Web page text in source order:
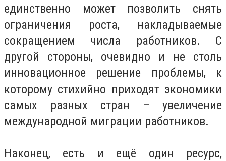
единственно может позволить снять
ограничения роста, накладываемые
сокращением числа работников. С
другой стороны, очевидно и не столь
инновационное решение проблемы, к
которому стихийно приходят экономики
самых разных стран – увеличение
международной миграции работников.
Наконец, есть и ещё один ресурс,